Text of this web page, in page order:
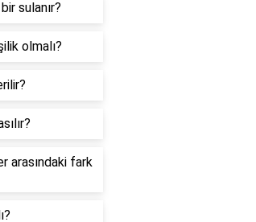
sulanır?
olmalı?
arasındaki fark